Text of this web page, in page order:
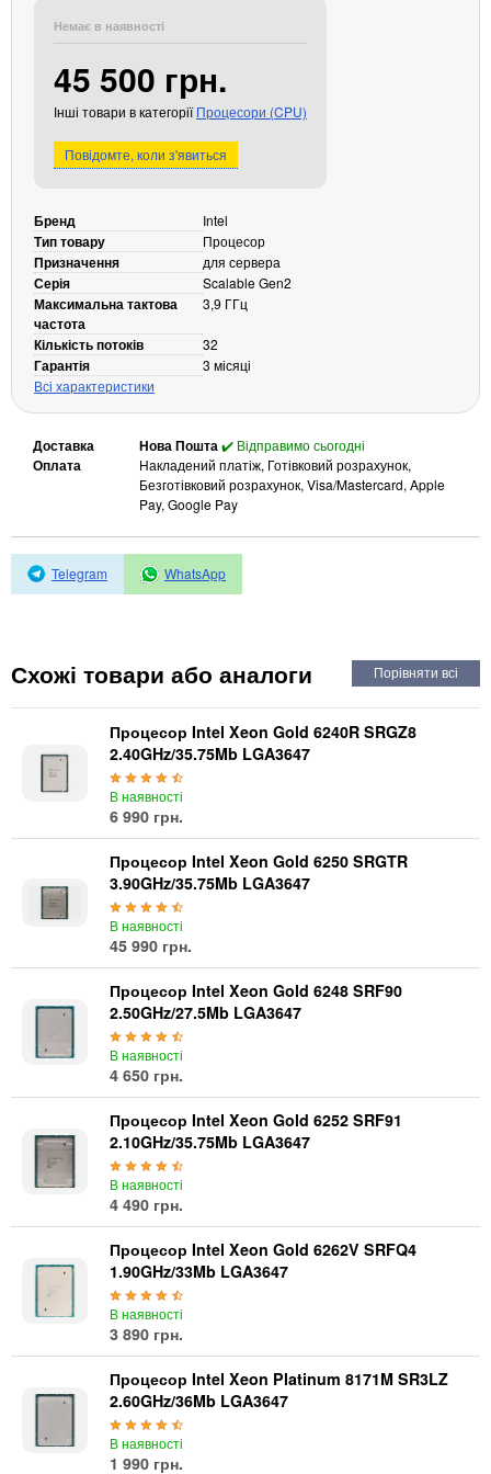
Кабелі та роз'єми
Хаби і кардридери
Фильтри та стабілізатори
Павербанки
Акумулятори
Зовнішні блоки живлення
Периферійні пристрої
Монітори
Клавіатури, миші, комплекти
Відеоспостереження
Автономне живлення
Автоматичні вимикачі
Немає в наявності
45 500 грн.
Інші товари в категоріїПроцесори (CPU)
Повідомте, коли з'явиться
Бренд Intel
Тип товару Процесор
Призначення для сервера
Серія Scalable Gen2
Максимальна тактова
частота
3,9 ГГц
Кількість потоків 32
Гарантія
3 місяці
Всі характеристики
Доставка Нова Пошта✔️ Відправимо сьогодні
Оплата
Накладений платіж, Готівковий розрахунок,
Безготівковий розрахунок, Visa/Mastercard, Apple
Pay, Google Pay
Telegram WhatsApp
Схожі товари або аналоги
Процесор Intel Xeon Gold 6240R SRGZ8
2.40GHz/35.75Mb LGA3647
В наявності
6 990 грн.
Процесор Intel Xeon Gold 6250 SRGTR
3.90GHz/35.75Mb LGA3647
В наявності
45 990 грн.
Процесор Intel Xeon Gold 6248 SRF90
2.50GHz/27.5Mb LGA3647
В наявності
4 650 грн.
Процесор Intel Xeon Gold 6252 SRF91
2.10GHz/35.75Mb LGA3647
В наявності
4 490 грн.
Процесор Intel Xeon Gold 6262V SRFQ4
1.90GHz/33Mb LGA3647
В наявності
3 890 грн.
Процесор Intel Xeon Platinum 8171M SR3LZ
2.60GHz/36Mb LGA3647
В наявності
1 990 грн.